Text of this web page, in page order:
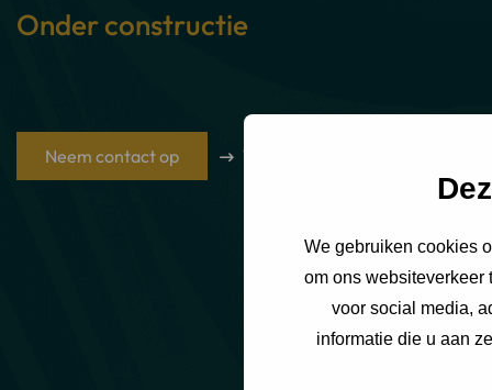
We gebruiken cookies
om ons websiteverkeer
voor social media,
informatie die u aan
Onder constructie
Neem contact op Wie zijn onze advocaten en